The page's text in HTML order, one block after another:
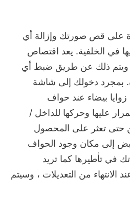
على قص صورتك وإزالة أي
في الخلفية. يعد اقتصاص
ويتم ذلك عن طريق ضبط أي
بمجرد دخولك إلى شاشة
بيضاء عند حواف
عليها وحركها للداخل /
حتى تعثر على المحصول
إلى مكان وجود الحواف
في تأطيرها كما تريد
من التعديلات ، وسيتم